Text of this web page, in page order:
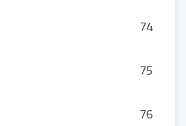
74
75
76